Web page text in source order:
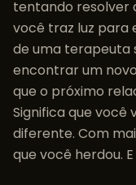
tentando resolver
você traz luz para
de uma terapeuta
encontrar um
que o próximo
Significa que você
diferente. Com
que você herdou.